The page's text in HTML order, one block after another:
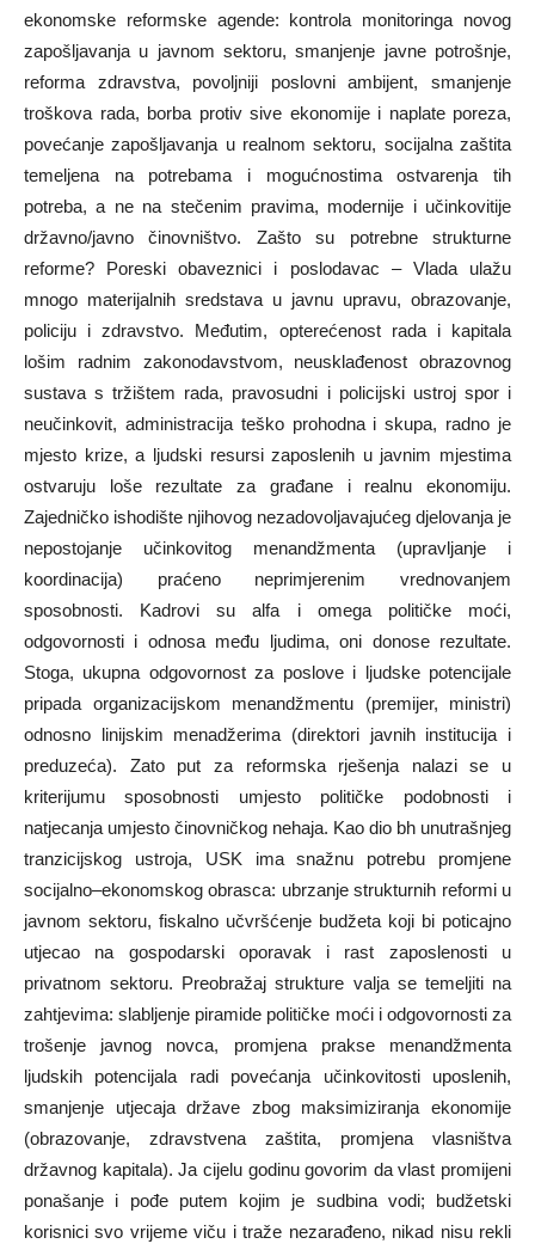
ekonomske reformske agende: kontrola monitoringa novog
zapošljavanja u javnom sektoru, smanjenje javne potrošnje,
reforma zdravstva, povoljniji poslovni ambijent, smanjenje
troškova rada, borba protiv sive ekonomije i naplate poreza,
povećanje zapošljavanja u realnom sektoru, socijalna zaštita
temeljena na potrebama i mogućnostima ostvarenja tih
potreba, a ne na stečenim pravima, modernije i učinkovitije
državno/javno činovništvo. Zašto su potrebne strukturne
reforme? Poreski obaveznici i poslodavac – Vlada ulažu
mnogo materijalnih sredstava u javnu upravu, obrazovanje,
policiju i zdravstvo. Međutim, opterećenost rada i kapitala
lošim radnim zakonodavstvom, neusklađenost obrazovnog
sustava s tržištem rada, pravosudni i policijski ustroj spor i
neučinkovit, administracija teško prohodna i skupa, radno je
mjesto krize, a ljudski resursi zaposlenih u javnim mjestima
ostvaruju loše rezultate za građane i realnu ekonomiju.
Zajedničko ishodište njihovog nezadovoljavajućeg djelovanja je
nepostojanje učinkovitog menandžmenta (upravljanje i
koordinacija) praćeno neprimjerenim vrednovanjem
sposobnosti. Kadrovi su alfa i omega političke moći,
odgovornosti i odnosa među ljudima, oni donose rezultate.
Stoga, ukupna odgovornost za poslove i ljudske potencijale
pripada organizacijskom menandžmentu (premijer, ministri)
odnosno linijskim menadžerima (direktori javnih institucija i
preduzeća). Zato put za reformska rješenja nalazi se u
kriterijumu sposobnosti umjesto političke podobnosti i
natjecanja umjesto činovničkog nehaja. Kao dio bh unutrašnjeg
tranzicijskog ustroja, USK ima snažnu potrebu promjene
socijalno–ekonomskog obrasca: ubrzanje strukturnih reformi u
javnom sektoru, fiskalno učvršćenje budžeta koji bi poticajno
utjecao na gospodarski oporavak i rast zaposlenosti u
privatnom sektoru. Preobražaj strukture valja se temeljiti na
zahtjevima: slabljenje piramide političke moći i odgovornosti za
trošenje javnog novca, promjena prakse menandžmenta
ljudskih potencijala radi povećanja učinkovitosti uposlenih,
smanjenje utjecaja države zbog maksimiziranja ekonomije
(obrazovanje, zdravstvena zaštita, promjena vlasništva
državnog kapitala). Ja cijelu godinu govorim da vlast promijeni
ponašanje i pođe putem kojim je sudbina vodi; budžetski
korisnici svo vrijeme viču i traže nezarađeno, nikad nisu rekli